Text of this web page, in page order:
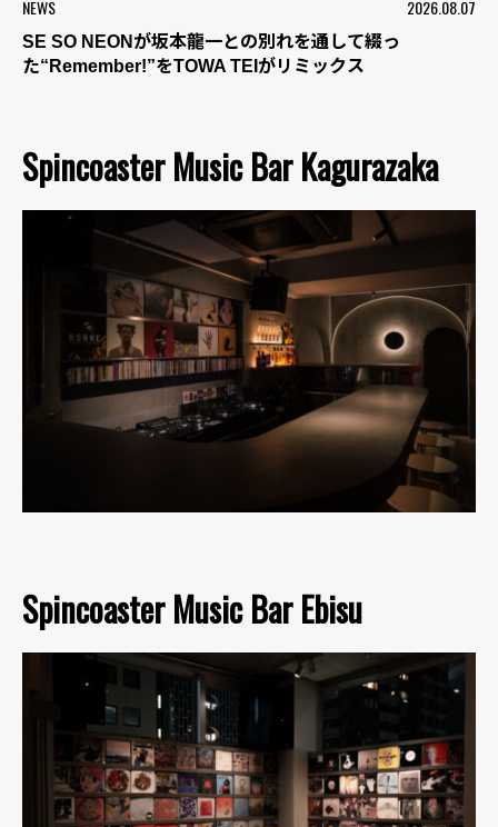
NEWS 2026.08.07
SE SO NEONが坂本龍一との別れを通して綴っ
た“Remember!”をTOWA TEIがリミックス
Spincoaster Music Bar Kagurazaka
Spincoaster Music Bar Ebisu